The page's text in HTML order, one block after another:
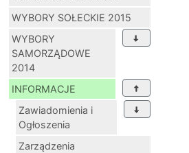
WYBORY SOŁECKIE 2015
WYBORY
SAMORZĄDOWE
2014
INFORMACJE
Zawiadomienia i
Ogłoszenia
Zarządzenia